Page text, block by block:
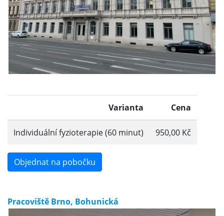
Varianta Cena
Individuální fyzioterapie (60 minut) 950,00 Kč
Objednat na pobočku
Pracoviště Brno, Bohunická